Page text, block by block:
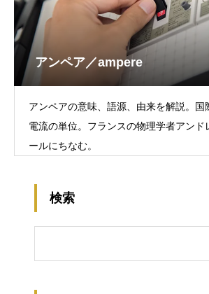
アンペア／ampere
アンペアの意味、語源、由来を解説。国
電流の単位。フランスの物理学者アンド
ールにちなむ。
検索